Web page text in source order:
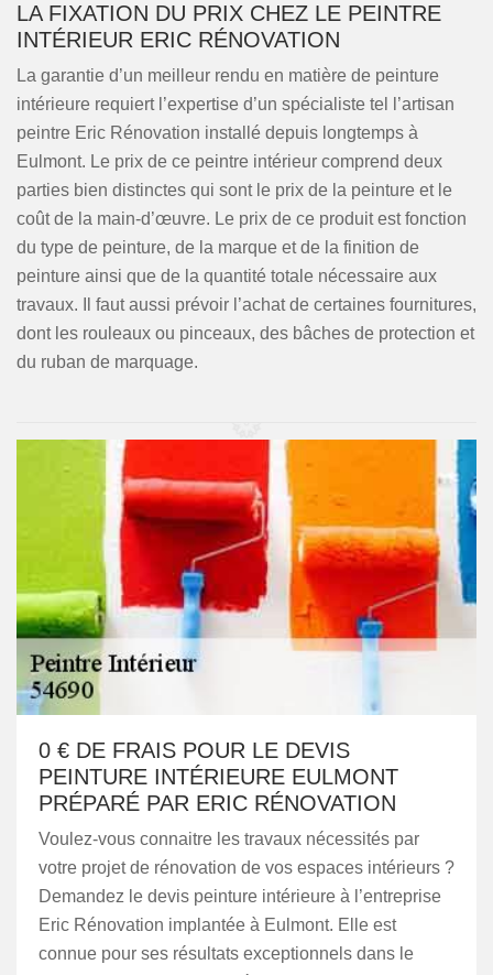
LA FIXATION DU PRIX CHEZ LE PEINTRE
INTÉRIEUR ERIC RÉNOVATION
La garantie d’un meilleur rendu en matière de peinture
intérieure requiert l’expertise d’un spécialiste tel l’artisan
peintre Eric Rénovation installé depuis longtemps à
Eulmont. Le prix de ce peintre intérieur comprend deux
parties bien distinctes qui sont le prix de la peinture et le
coût de la main-d’œuvre. Le prix de ce produit est fonction
du type de peinture, de la marque et de la finition de
peinture ainsi que de la quantité totale nécessaire aux
travaux. Il faut aussi prévoir l’achat de certaines fournitures,
dont les rouleaux ou pinceaux, des bâches de protection et
du ruban de marquage.
0 € DE FRAIS POUR LE DEVIS
PEINTURE INTÉRIEURE EULMONT
PRÉPARÉ PAR ERIC RÉNOVATION
Voulez-vous connaitre les travaux nécessités par
votre projet de rénovation de vos espaces intérieurs ?
Demandez le devis peinture intérieure à l’entreprise
Eric Rénovation implantée à Eulmont. Elle est
connue pour ses résultats exceptionnels dans le